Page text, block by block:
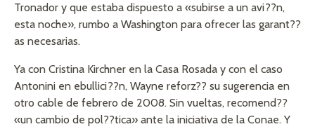
Tronador y que estaba dispuesto a «subirse a un avi??n,
esta noche», rumbo a Washington para ofrecer las garant??
as necesarias.
Ya con Cristina Kirchner en la Casa Rosada y con el caso
Antonini en ebullici??n, Wayne reforz?? su sugerencia en
otro cable de febrero de 2008. Sin vueltas, recomend??
«un cambio de pol??tica» ante la iniciativa de la Conae. Y